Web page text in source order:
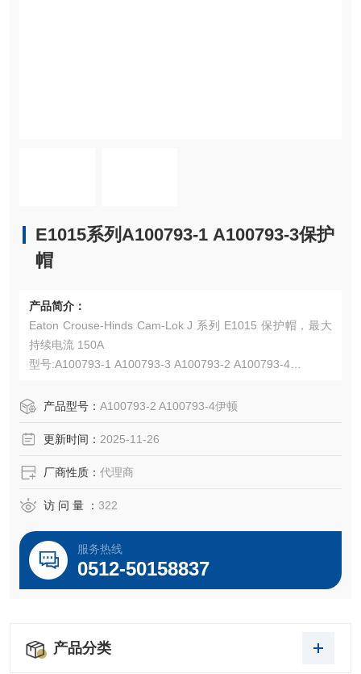
E1015系列A100793-1 A100793-3保护
帽
产品简介：
Eaton Crouse-Hinds Cam-Lok J 系列 E1015 保护帽，最大
持续电流 150A
型号:A100793-1 A100793-3 A100793-2 A100793-4
适用线规 8-4 AWG,公头，橡胶材质，600 Vac/dc
产品型号： A100793-2 A100793-4伊顿
更新时间： 2025-11-26
厂商性质： 代理商
访 问 量 ： 322
服务热线
0512-50158837
产品分类